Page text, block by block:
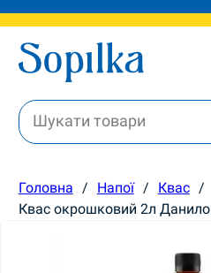
Головна / Напої / Квас /
Квас окрошковий 2л Данило